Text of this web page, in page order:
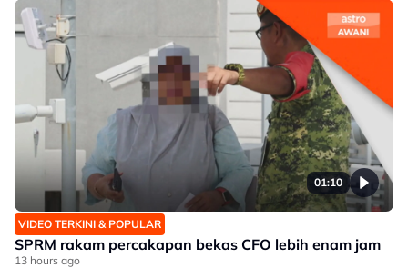
01:10
VIDEO TERKINI & POPULAR
SPRM rakam percakapan bekas CFO lebih enam jam
13 hours ago